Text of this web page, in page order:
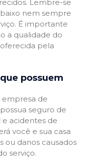
Lembre-se
nem sempre
É importante
a qualidade do
pela
possuem
empresa de
seguro de
e acidentes de
você e sua casa
ou danos causados
serviço.